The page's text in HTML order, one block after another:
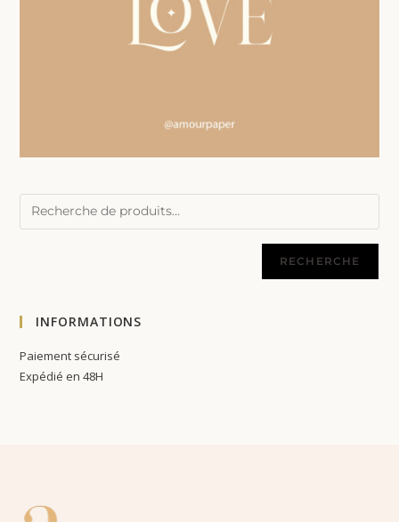
RECHERCHE
INFORMATIONS
Paiement sécurisé
Expédié en 48H